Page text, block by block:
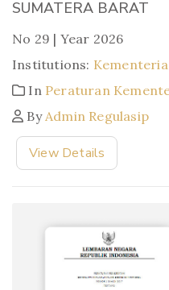
SUMATERA BARAT
No 29 | Year 2026
Institutions:
In Peraturan
ByAdmin Regulasip
View Details